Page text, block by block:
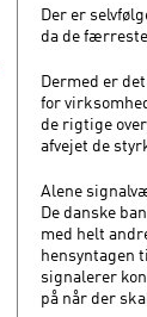
Der er
da de
Dermed er
for
de rigtige
afvejet de
Alene
De danske
med helt
hensyntagen
signalerer
på når der